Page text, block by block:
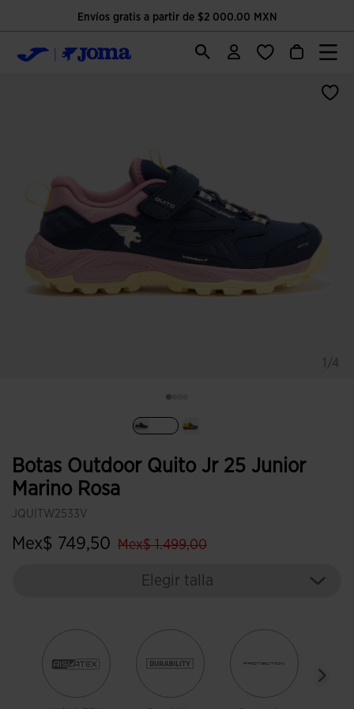
Envíos gratis a partir de $2 000.00 MXN
Botas Outdoor Quito Jr 25 Junior
Marino Rosa
JQUITW2533V
Mex$ 749,50 label.price.reduced.from
Mex$ 1.499,00
Elegir talla